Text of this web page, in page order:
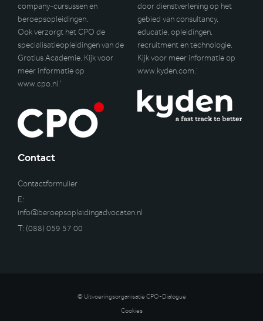
company-cursussen en
beroepsopleidingen.
Ook verzorgt het CPO de
specialisatieopleidingen van de
Grotius Academie. Kijk voor
meer informatie op
www.cpo.nl.’
door dienstverlening op het
gebied van consultancy,
educatie, opleidingen,
recruitment en technologie.
Kijk voor meer informatie op
www.kyden.com.’
Contact
Contactformulier
E:
info@beroepsopleidingadvocaten.nl
T: (088) 059 57 00
© Uitvoeringsorganisatie CPO-Dialogue
Cookies